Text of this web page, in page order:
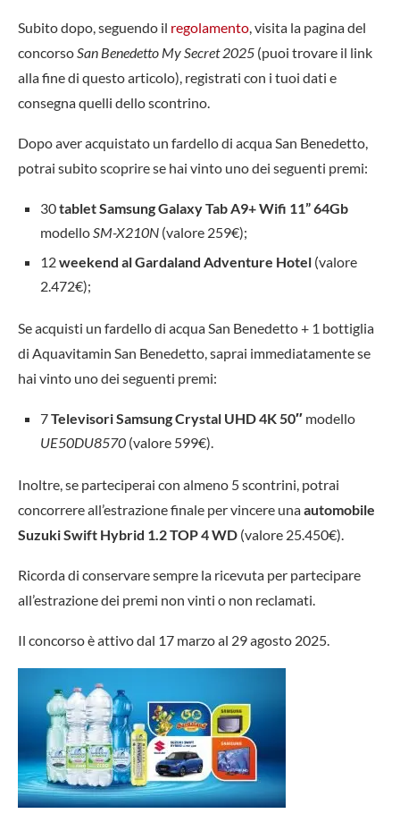
Subito dopo, seguendo il regolamento, visita la pagina del
concorsoSan Benedetto My Secret 2025 (puoi trovare il link
alla fine di questo articolo), registrati con i tuoi dati e
consegna quelli dello scontrino.
Dopo aver acquistato un fardello di acqua San Benedetto,
potrai subito scoprire se hai vinto uno dei seguenti premi:
30tablet Samsung Galaxy Tab A9+ Wifi 11” 64Gb
modelloSM-X210N (valore 259€);
12weekend al Gardaland Adventure Hotel (valore
2.472€);
Se acquisti un fardello di acqua San Benedetto + 1 bottiglia
di Aquavitamin San Benedetto, saprai immediatamente se
hai vinto uno dei seguenti premi:
7Televisori Samsung Crystal UHD 4K 50″ modello
UE50DU8570 (valore 599€).
Inoltre, se parteciperai con almeno 5 scontrini, potrai
concorrere all’estrazione finale per vincere unaautomobile
Suzuki Swift Hybrid 1.2 TOP 4 WD (valore 25.450€).
Ricorda di conservare sempre la ricevuta per partecipare
all’estrazione dei premi non vinti o non reclamati.
Il concorso è attivo dal 17 marzo al 29 agosto 2025.